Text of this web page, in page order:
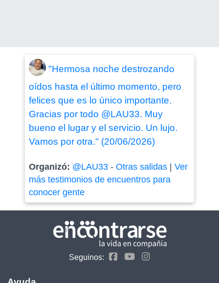
"Hermosa noche destrozando
oídos hasta el último momento, pero
felices que es lo único importante.
Gracias por todo @LAU33. Muy
bueno el lugar y el servicio. Un lujo.
Vamos por otra." (20/06/2026)
Organizó: @LAU33- Otras salidas| Ver
más testimonios de encuentros para
conocer gente
Seguinos: